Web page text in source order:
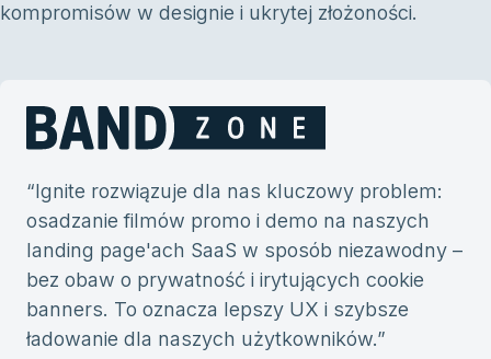
kompromisów w designie i ukrytej złożoności.
“Ignite rozwiązuje dla nas kluczowy problem:
osadzanie filmów promo i demo na naszych
landing page'ach SaaS w sposób niezawodny –
bez obaw o prywatność i irytujących cookie
banners. To oznacza lepszy UX i szybsze
ładowanie dla naszych użytkowników.”